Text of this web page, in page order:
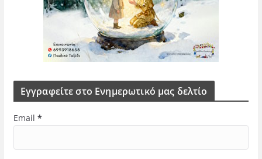
Εγγραφείτε στο Ενημερωτικό μας δελτίο
Email *